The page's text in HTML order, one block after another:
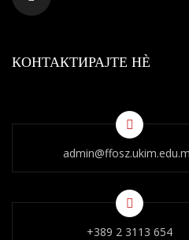
КОНТАКТИРАЈТЕ НÈ
+389 2 3113 654